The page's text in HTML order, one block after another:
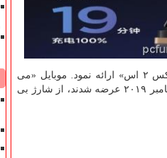
سال آینده میلادی رونمایی می شود. شیائومی اولین بار پشتیبانی از شارژ بی سیم را در موبایل «می میکس ۲ اس» ارائه نمود. موبایل «می
میکس ۳» نیز با پشتیبانی از شارژ بی سیم ۱۰ وات ارائه شد. سری موبایل های پرچمدار «می ۹» که در دسامبر ۲۰۱۹ عرضه شدند، از شارژ بی